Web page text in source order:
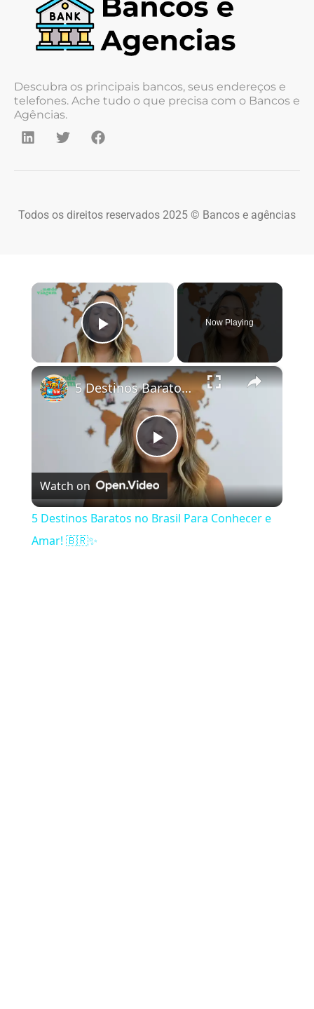
Descubra os principais bancos, seus endereços e
telefones. Ache tudo o que precisa com o Bancos e
Agências.
Todos os direitos reservados 2025 © Bancos e agências
×
Play Video
Now Playing
×
Play Video
5 Destinos Baratos no Brasil Para Conhecer e Amar! 🇧🇷✨
Watch on
5 Destinos Baratos no Brasil Para Conhecer e
Amar! 🇧🇷✨